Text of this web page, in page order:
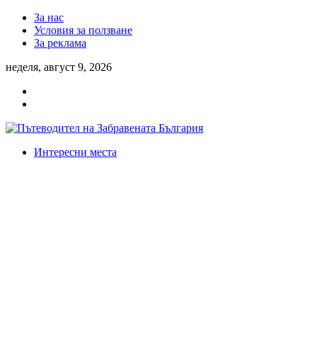
За нас
Условия за ползване
За реклама
неделя, август 9, 2026
Интересни места